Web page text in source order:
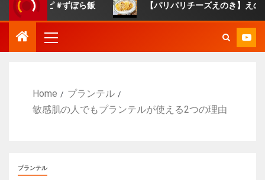
#ずぼら飯 【パリパリチーズえのき】えのきが無限お
Home
プランテル
敏感肌の人でもプランテルが使える2つの理由
プランテル